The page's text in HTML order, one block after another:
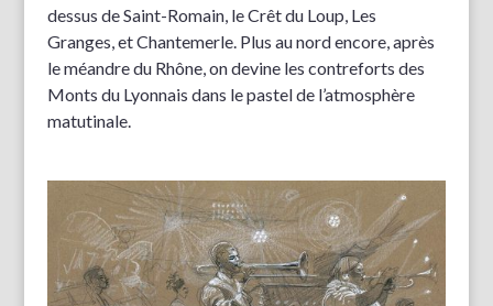
dessus de Saint-Romain, le Crêt du Loup, Les
Granges, et Chantemerle. Plus au nord encore, après
le méandre du Rhône, on devine les contreforts des
Monts du Lyonnais dans le pastel de l’atmosphère
matutinale.